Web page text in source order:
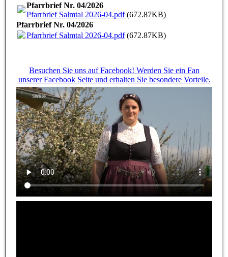
Pfarrbrief Nr. 04/2026
Pfarrbrief Salmtal 2026-04.pdf(672.87KB)
Pfarrbrief Nr. 04/2026
Pfarrbrief Salmtal 2026-04.pdf(672.87KB)
Besuchen Sie uns auf Facebook! Werden Sie ein Fan
unserer Facebook Seite und erhalten Sie besondere Vorteile.